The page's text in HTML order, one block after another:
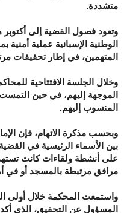
متشددة.
الوطنية الإسبانية عملية
المتهمين، في إطار تحقيقات
وخلال الجلسة الافتتاحية
الموجهة إليهم، في حين
المنسوب إليهم.
وبحسب مذكرة الاتهام، فإن
بين الأسماء الرئيسية في
على أنشطة ولقاءات كانت
مرافق مرتبطة بالمسجد أو في
واستمعت المحكمة خلال أولى
المسؤول عن التحقيق، الذي